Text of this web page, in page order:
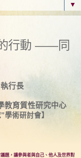
▼
行動 ——同
行長
教育質性研究中心
學術研討會】
題，讓參與者與自己、他人及世界對